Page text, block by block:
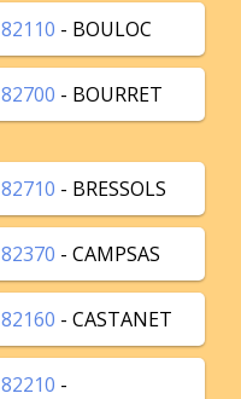
82110 - BOULOC
82700 - BOURRET
82710 - BRESSOLS
82370 - CAMPSAS
82160 - CASTANET
82210 -